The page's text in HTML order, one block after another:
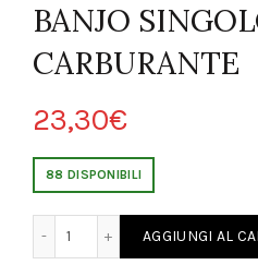
BANJO
CARBURANTE
23,30€
88 DISPONIBILI
45 BANJO SINGOLO
AGGIUNGI AL